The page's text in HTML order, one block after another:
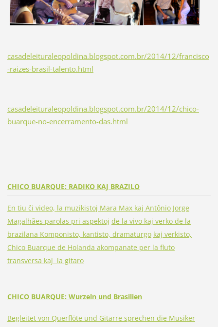
casadeleituraleopoldina.blogspot.com.br/2014/12/francisco
-raizes-brasil-talento.html
casadeleituraleopoldina.blogspot.com.br/2014/12/chico-
buarque-no-encerramento-das.html
CHICO BUARQUE: RADIKO KAJ BRAZILO
En tiu ĉi video, la muzikistoj Mara Max kaj Antônio Jorge
Magalhães parolas pri aspektoj de la vivo kaj verko de la
brazilana Komponisto, kantisto, dramaturgo kaj verkisto,
Chico Buarque de Holanda akompanate per la fluto
transversa kaj la gitaro
CHICO BUARQUE: Wurzeln und Brasilien
Begleitet von Querflöte und Gitarre sprechen die Musiker